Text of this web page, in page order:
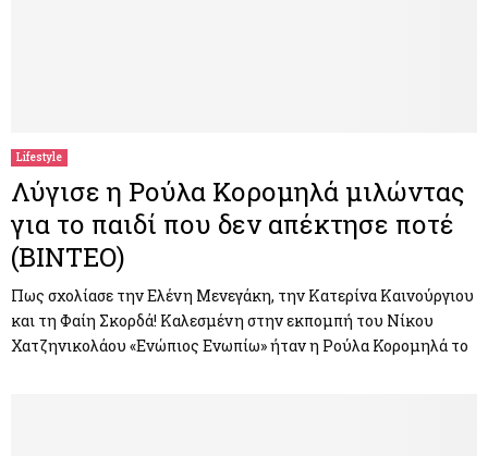
Lifestyle
Λύγισε η Ρούλα Κορομηλά μιλώντας
για το παιδί που δεν απέκτησε ποτέ
(ΒΙΝΤΕΟ)
Πως σχολίασε την Ελένη Μενεγάκη, την Κατερίνα Καινούργιου
και τη Φαίη Σκορδά! Καλεσμένη στην εκπομπή του Νίκου
Χατζηνικολάου «Ενώπιος Ενωπίω» ήταν η Ρούλα Κορομηλά το